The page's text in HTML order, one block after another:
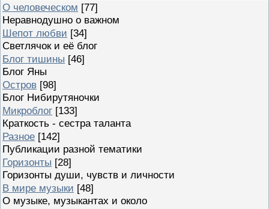
О человеческом [77]
Неравнодушно о важном
Шепот любви [34]
Светлячок и её блог
Блог тишины [46]
Блог Яны
Остров [98]
Блог Нибирутяночки
Микроблог [133]
Краткость - сестра таланта
Разное [142]
Публикации разной тематики
Горизонты [28]
Горизонты души, чувств и личности
В мире музыки [48]
О музыке, музыкантах и около